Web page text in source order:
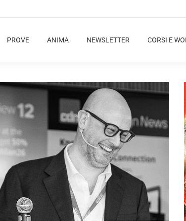
PROVE ANIMA NEWSLETTER CORSI E